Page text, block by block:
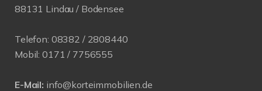
88131 Lindau / Bodensee
Telefon: 08382 / 2808440
Mobil: 0171 / 7756555
E-Mail: info@korteimmobilien.de